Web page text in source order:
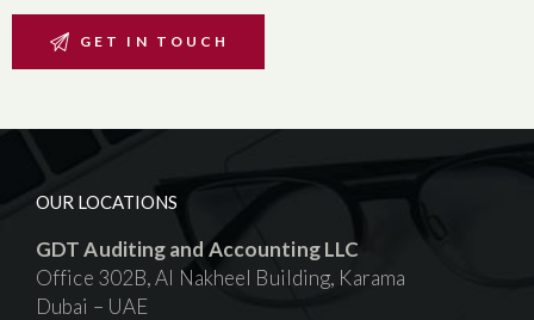
OUR LOCATIONS
GDT Auditing and Accounting LLC
Office 302B, Al Nakheel Building, Karama
Dubai – UAE